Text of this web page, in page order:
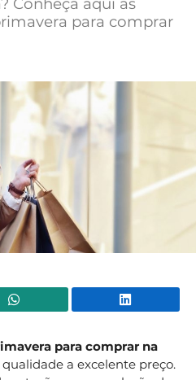
para comprar
WhatsApp
para comprar na
a excelente preço.